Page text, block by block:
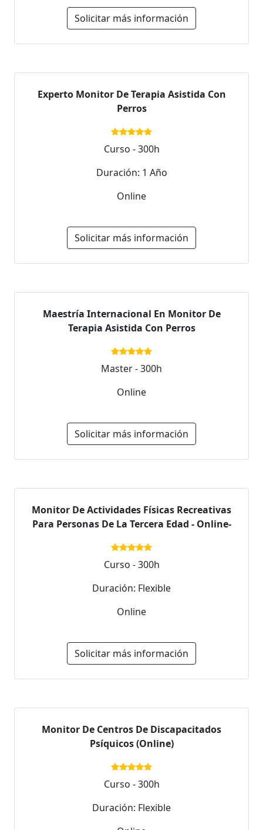
Solicitar más información
Experto Monitor De Terapia Asistida Con
Perros
Curso - 300h
Duración: 1 Año
Online
Solicitar más información
Maestría Internacional En Monitor De
Terapia Asistida Con Perros
Master - 300h
Online
Solicitar más información
Monitor De Actividades Físicas Recreativas
Para Personas De La Tercera Edad - Online-
Curso - 300h
Duración: Flexible
Online
Solicitar más información
Monitor De Centros De Discapacitados
Psíquicos (Online)
Curso - 300h
Duración: Flexible